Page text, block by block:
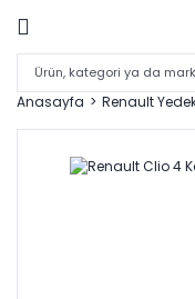
Anasayfa Renault